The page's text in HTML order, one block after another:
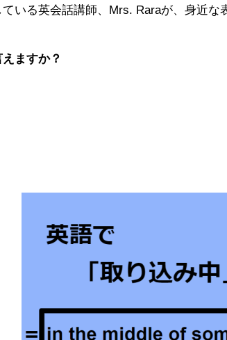
いる英会話講師、Mrs. Raraが、身近な
ますか？